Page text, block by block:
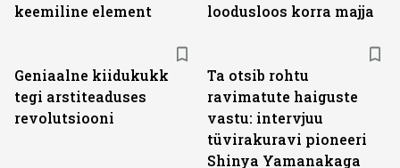
keemiline element
loodusloos korra majja
Geniaalne kiidukukk
tegi arstiteaduses
revolutsiooni
Ta otsib rohtu
ravimatute haiguste
vastu: intervjuu
tüvirakuravi pioneeri
Shinya Yamanakaga